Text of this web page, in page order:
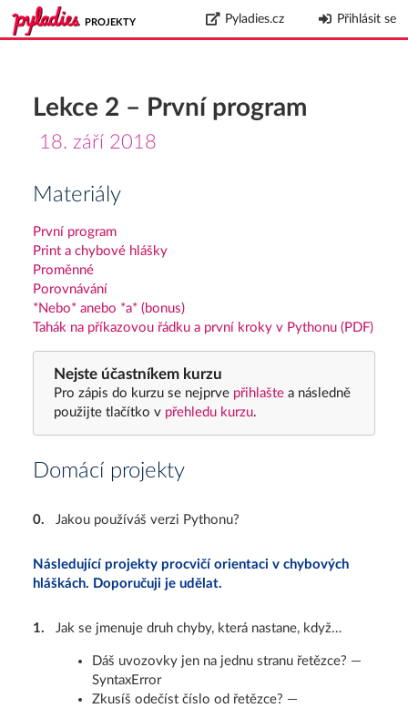
PROJEKTY Pyladies.cz Přihlásit se
Lekce 2 – První program
18. září 2018
Materiály
První program
Print a chybové hlášky
Proměnné
Porovnávání
*Nebo* anebo *a* (bonus)
Tahák na příkazovou řádku a první kroky v Pythonu (PDF)
Nejste účastníkem kurzu
Pro zápis do kurzu se nejprvepřihlašte a následně
použijte tlačítko vpřehledu kurzu.
Domácí projekty
0. Jakou používáš verzi Pythonu?
Následující projekty procvičí orientaci v chybových
hláškách. Doporučuji je udělat.
1. Jak se jmenuje druh chyby, která nastane, když…
Dáš uvozovky jen na jednu stranu řetězce? —
SyntaxError
Zkusíš odečíst číslo od řetězce? —